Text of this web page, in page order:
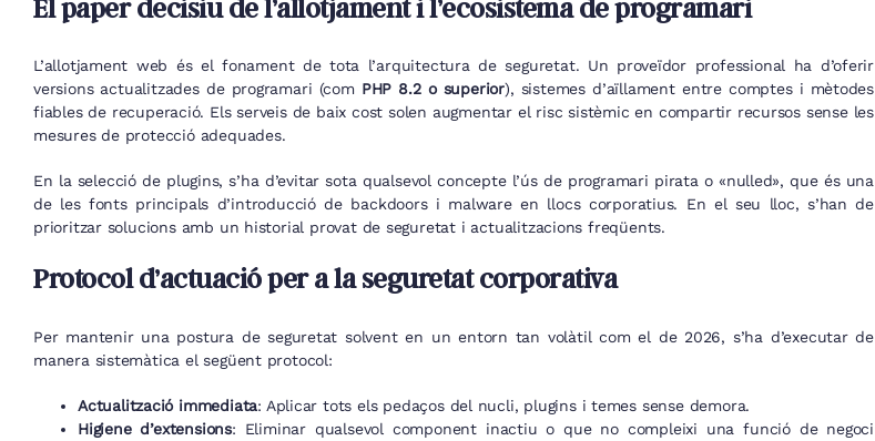
El paper decisiu de l’allotjament i l’ecosistema de programari
L’allotjament web és el fonament de tota l’arquitectura de seguretat. Un proveïdor professional ha d’oferir
versions actualitzades de programari (com PHP 8.2 o superior), sistemes d’aïllament entre comptes i mètodes
fiables de recuperació. Els serveis de baix cost solen augmentar el risc sistèmic en compartir recursos sense les
mesures de protecció adequades.
En la selecció de plugins, s’ha d’evitar sota qualsevol concepte l’ús de programari pirata o «nulled», que és una
de les fonts principals d’introducció de backdoors i malware en llocs corporatius. En el seu lloc, s’han de
prioritzar solucions amb un historial provat de seguretat i actualitzacions freqüents.
Protocol d’actuació per a la seguretat corporativa
Per mantenir una postura de seguretat solvent en un entorn tan volàtil com el de 2026, s’ha d’executar de
manera sistemàtica el següent protocol:
Actualització immediata: Aplicar tots els pedaços del nucli, plugins i temes sense demora.
Higiene d’extensions: Eliminar qualsevol component inactiu o que no compleixi una funció de negoci